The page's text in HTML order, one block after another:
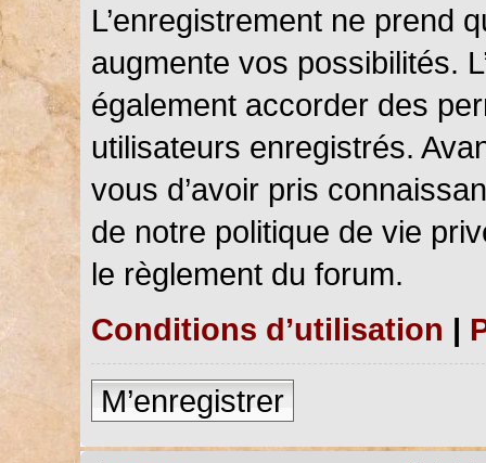
L’enregistrement ne prend
augmente vos possibilités.
également accorder des
utilisateurs enregistrés.
vous d’avoir pris
de notre politique de vie
le règlement du forum.
Conditions d’utilisation |
M’enregistrer